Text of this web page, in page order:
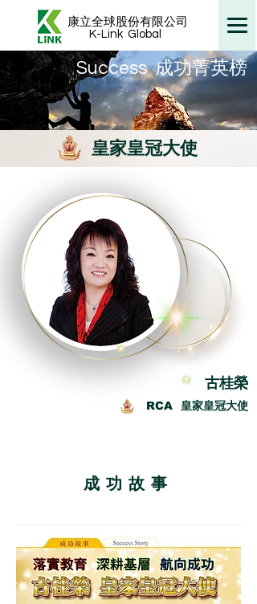
康立全球股份有限公司
K-Link Global
​Success 成功菁英榜
皇家皇冠大使
古桂榮
RCA 皇家皇冠大使
成功故事